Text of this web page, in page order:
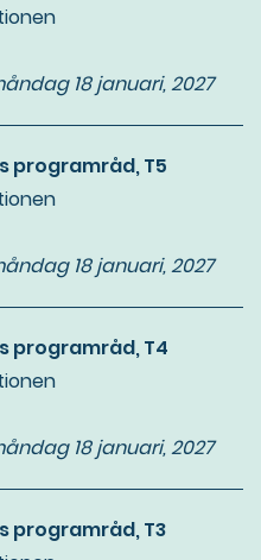
18 januari, 2027
T5
18 januari, 2027
T4
18 januari, 2027
T3